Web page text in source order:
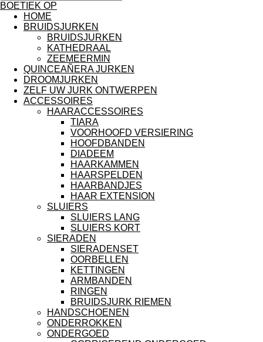
BOETIEK OP
HOME
BRUIDSJURKEN
BRUIDSJURKEN
KATHEDRAAL
ZEEMEERMIN
QUINCEAÑERA JURKEN
DROOMJURKEN
ZELF UW JURK ONTWERPEN
ACCESSOIRES
HAARACCESSOIRES
TIARA
VOORHOOFD VERSIERING
HOOFDBANDEN
DIADEEM
HAARKAMMEN
HAARSPELDEN
HAARBANDJES
HAAR EXTENSION
SLUIERS
SLUIERS LANG
SLUIERS KORT
SIERADEN
SIERADENSET
OORBELLEN
KETTINGEN
ARMBANDEN
RINGEN
BRUIDSJURK RIEMEN
HANDSCHOENEN
ONDERROKKEN
ONDERGOED